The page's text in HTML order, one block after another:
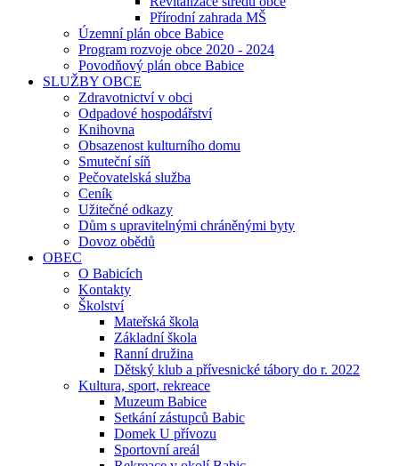
Přírodní zahrada MŠ
Územní plán obce Babice
Program rozvoje obce 2020 - 2024
Povodňový plán obce Babice
SLUŽBY OBCE
Zdravotnictví v obci
Odpadové hospodářství
Knihovna
Obsazenost kulturního domu
Smuteční síň
Pečovatelská služba
Ceník
Užitečné odkazy
Dům s upravitelnými chráněnými byty
Dovoz obědů
OBEC
O Babicích
Kontakty
Školství
Mateřská škola
Základní škola
Ranní družina
Dětský klub a přívesnické tábory do r. 2022
Kultura, sport, rekreace
Muzeum Babice
Setkání zástupců Babic
Domek U přívozu
Sportovní areál